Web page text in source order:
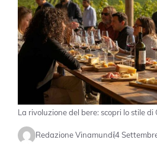
La rivoluzione del bere: scopri lo stile
Redazione Vinamundi4